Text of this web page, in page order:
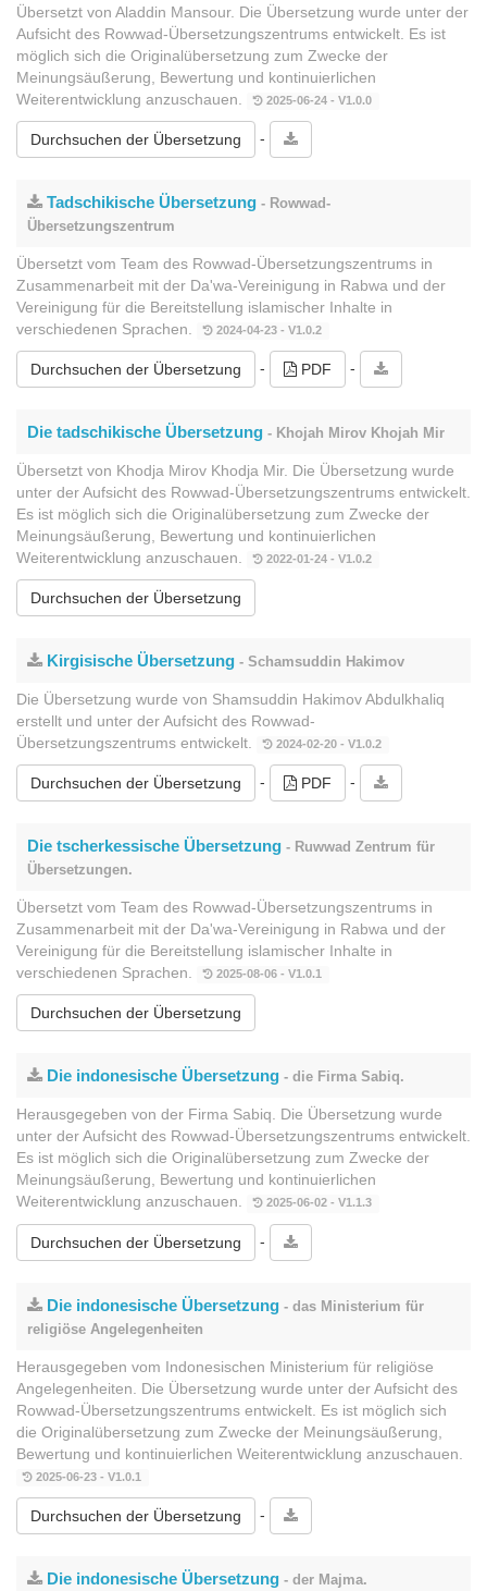
Übersetzt von Aladdin Mansour. Die Übersetzung wurde unter der
Aufsicht des Rowwad-Übersetzungszentrums entwickelt. Es ist
möglich sich die Originalübersetzung zum Zwecke der
Meinungsäußerung, Bewertung und kontinuierlichen
Weiterentwicklung anzuschauen.
2025-06-24 - V1.0.0
Durchsuchen der Übersetzung -
Tadschikische Übersetzung - Rowwad-
Übersetzungszentrum
Übersetzt vom Team des Rowwad-Übersetzungszentrums in
Zusammenarbeit mit der Da'wa-Vereinigung in Rabwa und der
Vereinigung für die Bereitstellung islamischer Inhalte in
verschiedenen Sprachen.
2024-04-23 - V1.0.2
Durchsuchen der Übersetzung - PDF -
Die tadschikische Übersetzung - Khojah Mirov Khojah Mir
Übersetzt von Khodja Mirov Khodja Mir. Die Übersetzung wurde
unter der Aufsicht des Rowwad-Übersetzungszentrums entwickelt.
Es ist möglich sich die Originalübersetzung zum Zwecke der
Meinungsäußerung, Bewertung und kontinuierlichen
Weiterentwicklung anzuschauen.
2022-01-24 - V1.0.2
Durchsuchen der Übersetzung
Kirgisische Übersetzung - Schamsuddin Hakimov
Die Übersetzung wurde von Shamsuddin Hakimov Abdulkhaliq
erstellt und unter der Aufsicht des Rowwad-
Übersetzungszentrums entwickelt.
2024-02-20 - V1.0.2
Durchsuchen der Übersetzung - PDF -
Die tscherkessische Übersetzung - Ruwwad Zentrum für
Übersetzungen.
Übersetzt vom Team des Rowwad-Übersetzungszentrums in
Zusammenarbeit mit der Da'wa-Vereinigung in Rabwa und der
Vereinigung für die Bereitstellung islamischer Inhalte in
verschiedenen Sprachen.
2025-08-06 - V1.0.1
Durchsuchen der Übersetzung
Die indonesische Übersetzung - die Firma Sabiq.
Herausgegeben von der Firma Sabiq. Die Übersetzung wurde
unter der Aufsicht des Rowwad-Übersetzungszentrums entwickelt.
Es ist möglich sich die Originalübersetzung zum Zwecke der
Meinungsäußerung, Bewertung und kontinuierlichen
Weiterentwicklung anzuschauen.
2025-06-02 - V1.1.3
Durchsuchen der Übersetzung -
Die indonesische Übersetzung - das Ministerium für
religiöse Angelegenheiten
Herausgegeben vom Indonesischen Ministerium für religiöse
Angelegenheiten. Die Übersetzung wurde unter der Aufsicht des
Rowwad-Übersetzungszentrums entwickelt. Es ist möglich sich
die Originalübersetzung zum Zwecke der Meinungsäußerung,
Bewertung und kontinuierlichen Weiterentwicklung anzuschauen.
2025-06-23 - V1.0.1
Durchsuchen der Übersetzung -
Die indonesische Übersetzung - der Majma.